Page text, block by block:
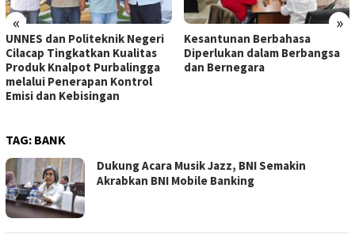
« »
UNNES dan Politeknik Negeri
Cilacap Tingkatkan Kualitas
Produk Knalpot Purbalingga
melalui Penerapan Kontrol
Emisi dan Kebisingan
Kesantunan Berbahasa
Diperlukan dalam Berbangsa
dan Bernegara
TAG: BANK
Dukung Acara Musik Jazz, BNI Semakin
Akrabkan BNI Mobile Banking